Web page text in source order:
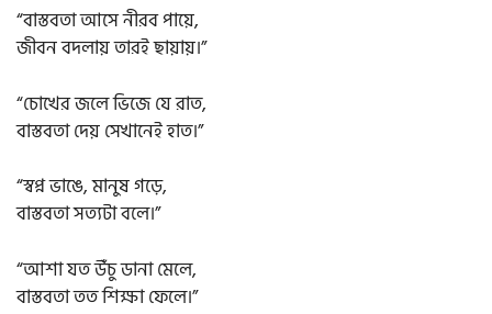
“বাস্তবতা আসে নীরব পায়ে,
জীবন বদলায় তারই ছায়ায়।”
“চোখের জলে ভিজে যে রাত,
বাস্তবতা দেয় সেখানেই হাত।”
“স্বপ্ন ভাঙে, মানুষ গড়ে,
বাস্তবতা সত্যটা বলে।”
“আশা যত উঁচু ডানা মেলে,
বাস্তবতা তত শিক্ষা ফেলে।”